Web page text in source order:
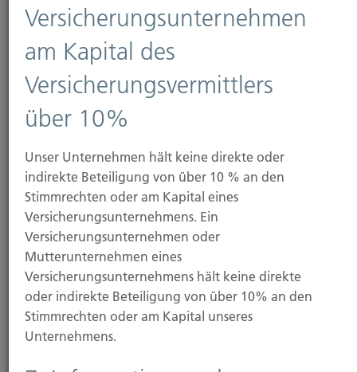
Netzwerke und
Mitgliedschaften
Versicherungsunternehmen
am Kapital des
Versicherungsvermittlers
über 10%
Unser Unternehmen hält keine direkte oder
indirekte Beteiligung von über 10 % an den
Stimmrechten oder am Kapital eines
Versicherungsunternehmens. Ein
Versicherungsunternehmen oder
Mutterunternehmen eines
Versicherungsunternehmens hält keine direkte
oder indirekte Beteiligung von über 10% an den
Stimmrechten oder am Kapital unseres
Unternehmens.